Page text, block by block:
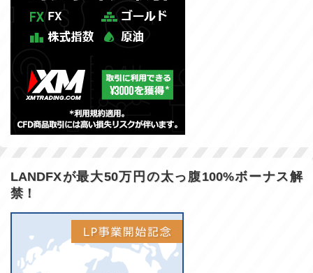
LANDFXが最大50万円の太っ腹100%ボーナス解
禁！